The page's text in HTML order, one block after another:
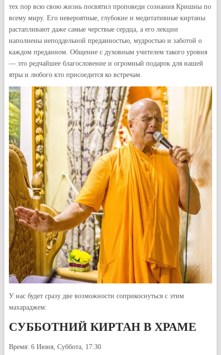
тех пор всю свою жизнь посвятил проповеди сознания Кришны по
всему миру. Его невероятные, глубокие и медитативные киртаны
растапливают даже самые черствые сердца, а его лекции
наполнены неподдельной преданностью, мудростью и заботой о
каждом преданном. Общение с духовным учителем такого уровня
— это редчайшее благословение и огромный подарок для нашей
ятры и любого кто присоедится ко встречам.
У нас будет сразу две возможности соприкоснуться с этим
махараджем:
СУББОТНИЙ КИРТАН В ХРАМЕ
Время: 6 Июня, Суббота, 17:30